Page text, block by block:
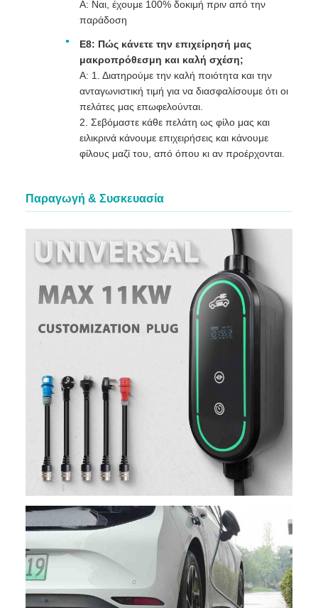
Α: Ναι, έχουμε 100% δοκιμή πριν από την
παράδοση
Ε8: Πώς κάνετε την επιχείρησή μας
μακροπρόθεσμη και καλή σχέση;
Α: 1. Διατηρούμε την καλή ποιότητα και την
ανταγωνιστική τιμή για να διασφαλίσουμε ότι οι
πελάτες μας επωφελούνται.
2. Σεβόμαστε κάθε πελάτη ως φίλο μας και
ειλικρινά κάνουμε επιχειρήσεις και κάνουμε
φίλους μαζί του, από όπου κι αν προέρχονται.
Παραγωγή & Συσκευασία